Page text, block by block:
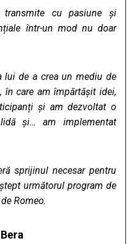
transmite cu pasiune și
într-un mod nu doar
lui de a crea un mediu de
în care am împărtășit idei,
și am dezvoltat o
și… am implementat
sprijinul necesar pentru
următorul program de
Romeo.